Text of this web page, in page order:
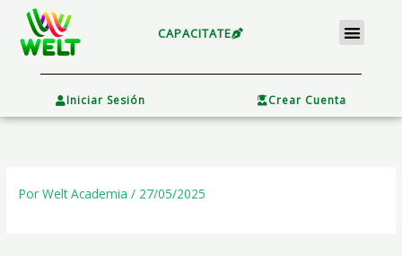
contenido
CAPACITATE Menu
Iniciar Sesión Crear Cuenta
PorWelt Academia/ 27/05/2025